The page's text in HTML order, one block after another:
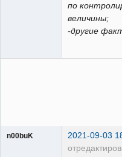
по
величины;
-другие
n00buK 2021-09-03